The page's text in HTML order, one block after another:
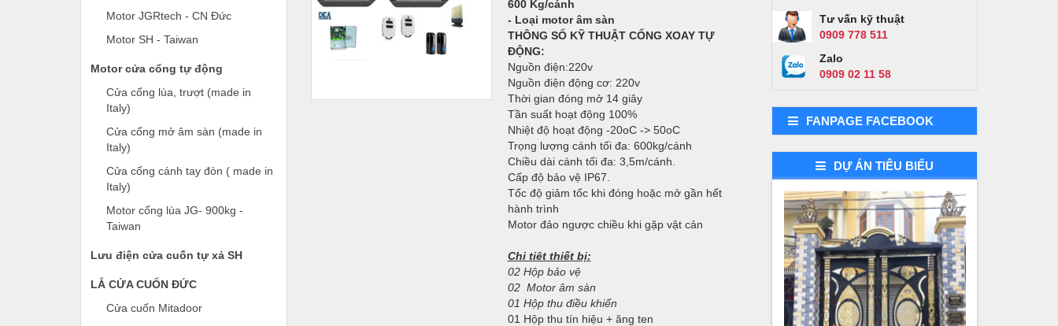
Motor JGRtech - CN Đức
Motor SH - Taiwan
Motor cửa cổng tự động
Cửa cổng lùa, trượt (made in
Italy)
Cửa cổng mở âm sàn (made in
Italy)
Cửa cổng cánh tay đòn ( made in
Italy)
Motor cổng lùa JG- 900kg -
Taiwan
Lưu điện cửa cuốn tự xả SH
LẮ CỬA CUỐN ĐỨC
Cửa cuốn Mitadoor
600 Kg/cánh
- Loại motor âm sàn
THÔNG SỐ KỸ THUẬT CỔNG XOAY TỰ
ĐỘNG:
Nguồn điện:220v
Nguồn điện động cơ: 220v
Thời gian đóng mở 14 giây
Tần suất hoạt động 100%
Nhiệt độ hoạt động -20oC -> 50oC
Trọng lượng cánh tối đa: 600kg/cánh
Chiều dài cánh tối đa: 3,5m/cánh.
Cấp độ bảo vệ IP67.
Tốc độ giảm tốc khi đóng hoặc mở gần hết
hành trình
Motor đảo ngược chiều khi gặp vật cản
Chi tiêt thiết bị:
02 Hộp bảo vệ
02 Motor âm sàn
01 Hộp thu điều khiển
01 Hộp thu tín hiệu + ăng ten
Tư vấn kỹ thuật
0909 778 511
Zalo
0909 02 11 58
FANPAGE FACEBOOK
DỰ ÁN TIÊU BIỂU
Demo dự án 3